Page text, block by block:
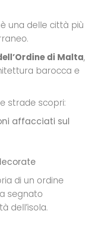
è una delle città più
di Malta,
barocca e
strade scopri:
affacciati sul
di un ordine
segnato
dell’isola.